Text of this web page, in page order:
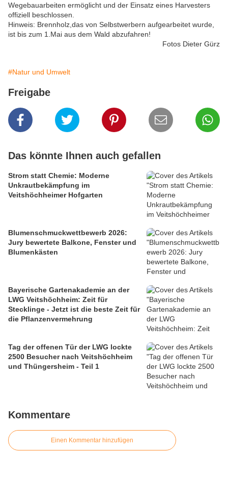
Wegebauarbeiten ermöglicht und der Einsatz eines Harvesters
offiziell beschlossen.
Hinweis: Brennholz,das von Selbstwerbern aufgearbeitet wurde,
ist bis zum 1.Mai aus dem Wald abzufahren!
Fotos Dieter Gürz
#Natur und Umwelt
Freigabe
Das könnte Ihnen auch gefallen
Strom statt Chemie: Moderne
Unkrautbekämpfung im
Veitshöchheimer Hofgarten
Blumenschmuckwettbewerb 2026:
Jury bewertete Balkone, Fenster und
Blumenkästen
Bayerische Gartenakademie an der
LWG Veitshöchheim: Zeit für
Stecklinge - Jetzt ist die beste Zeit für
die Pflanzenvermehrung
Tag der offenen Tür der LWG lockte
2500 Besucher nach Veitshöchheim
und Thüngersheim - Teil 1
Kommentare
Einen Kommentar hinzufügen